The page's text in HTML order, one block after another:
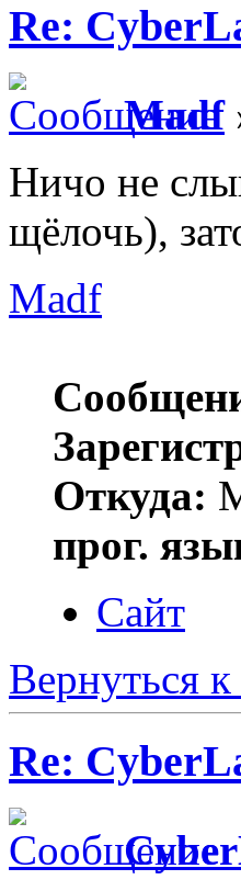
Re:
Madf
Ничо не
щёлочь),
Madf
Откуда:
прог.
Сайт
Вернуться к
Re: